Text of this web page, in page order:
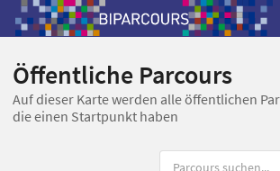
Öffentliche Parcours
Auf dieser Karte werden alle öffentlichen
die einen Startpunkt haben